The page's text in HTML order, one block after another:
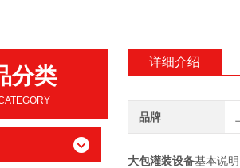
分类
详细介绍
品牌
大包灌装设备基本说明